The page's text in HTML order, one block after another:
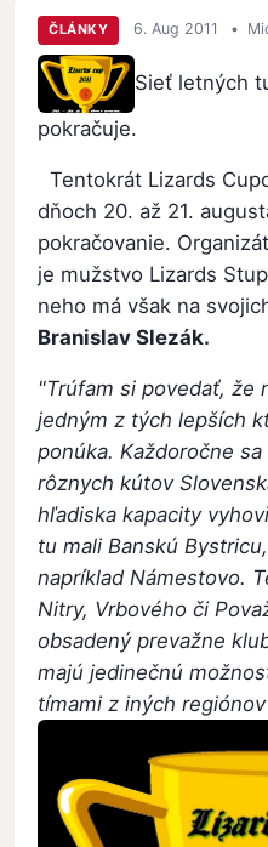
ČLÁNKY 6. Aug 2011 •
Sieť letných
pokračuje.
Tentokrát Lizards
dňoch 20. až 21.
pokračovanie.
je mužstvo Lizards
neho má však na
Branislav Slezák.
"Trúfam si povedať, že
jedným z tých lepších
ponúka. Každoročne
rôznych kútov
hľadiska kapacity
tu mali Banskú
napríklad Námestovo.
Nitry, Vrbového či
obsadený prevažne
majú jedinečnú
tímami z iných regiónov